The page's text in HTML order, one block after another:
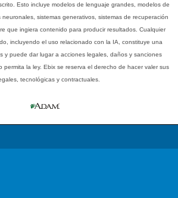
Esto incluye modelos de lenguaje grandes, modelos de
sistemas generativos, sistemas de recuperación
que ingiera contenido para producir resultados. Cualquier
incluyendo el uso relacionado con la IA, constituye una
y puede dar lugar a acciones legales, daños y sanciones
permita la ley. Ebix se reserva el derecho de hacer valer sus
tecnológicas y contractuales.